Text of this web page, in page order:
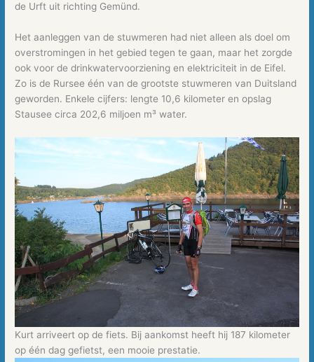
de Urft uit richting Gemünd.
Het aanleggen van de stuwmeren had niet alleen als doel om
overstromingen in het gebied tegen te gaan, maar het zorgde
ook voor de drinkwatervoorziening en elektriciteit in de Eifel.
Zo is de Rursee één van de grootste stuwmeren van Duitsland
geworden. Enkele cijfers: lengte 10,6 kilometer en opslag
Stausee circa 202,6 miljoen m³ water.
Kurt arriveert op de fiets. Bij aankomst heeft hij 187 kilometer
op één dag gefietst, een mooie prestatie.